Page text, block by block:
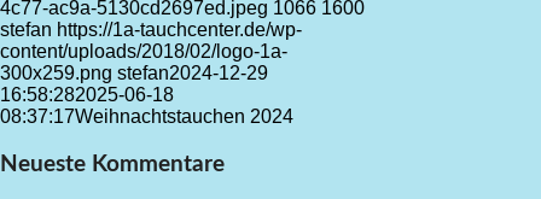
4c77-ac9a-5130cd2697ed.jpeg 1066 1600
stefan https://1a-tauchcenter.de/wp-
content/uploads/2018/02/logo-1a-
300x259.png stefan2024-12-29
16:58:282025-06-18
08:37:17Weihnachtstauchen 2024
Neueste Kommentare